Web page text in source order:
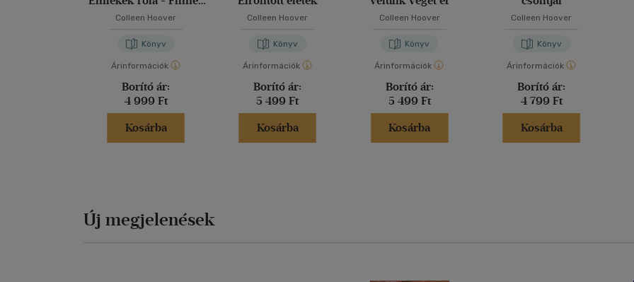
borító
Colleen Hoover
Könyv
Árinformációk
Borító ár:
4 999 Ft
Kosárba
Colleen Hoover
Könyv
Árinformációk
Borító ár:
5 499 Ft
Kosárba
Colleen Hoover
Könyv
Árinformációk
Borító ár:
5 499 Ft
Kosárba
Colleen Hoover
Könyv
Árinformációk
Borító ár:
4 799 Ft
Kosárba
Új megjelenések